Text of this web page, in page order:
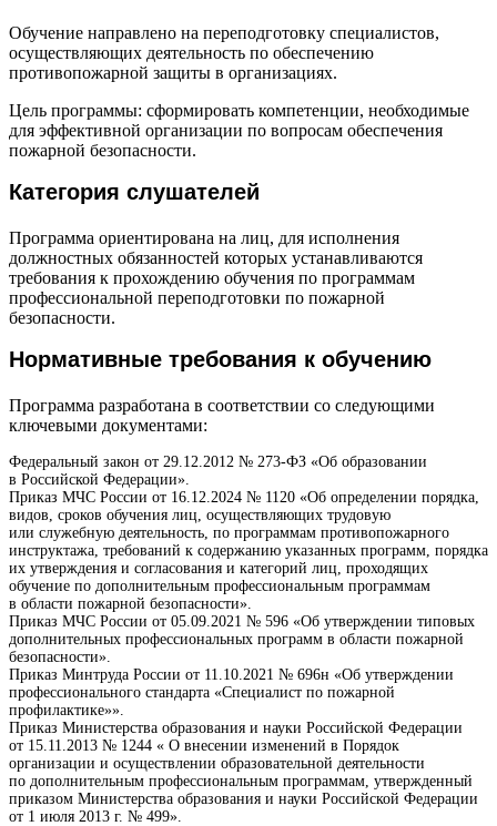
Обучение направлено на переподготовку специалистов,
осуществляющих деятельность по обеспечению
противопожарной защиты в организациях.
Цель программы: сформировать компетенции, необходимые
для эффективной организации по вопросам обеспечения
пожарной безопасности.
Категория слушателей
Программа ориентирована на лиц, для исполнения
должностных обязанностей которых устанавливаются
требования к прохождению обучения по программам
профессиональной переподготовки по пожарной
безопасности.
Нормативные требования к обучению
Программа разработана в соответствии со следующими
ключевыми документами:
Федеральный закон от 29.12.2012 № 273-ФЗ «Об образовании
в Российской Федерации».
Приказ МЧС России от 16.12.2024 № 1120 «Об определении порядка,
видов, сроков обучения лиц, осуществляющих трудовую
или служебную деятельность, по программам противопожарного
инструктажа, требований к содержанию указанных программ, порядка
их утверждения и согласования и категорий лиц, проходящих
обучение по дополнительным профессиональным программам
в области пожарной безопасности».
Приказ МЧС России от 05.09.2021 № 596 «Об утверждении типовых
дополнительных профессиональных программ в области пожарной
безопасности».
Приказ Минтруда России от 11.10.2021 № 696н «Об утверждении
профессионального стандарта «Специалист по пожарной
профилактике»».
Приказ Министерства образования и науки Российской Федерации
от 15.11.2013 № 1244 « О внесении изменений в Порядок
организации и осуществлении образовательной деятельности
по дополнительным профессиональным программам, утвержденный
приказом Министерства образования и науки Российской Федерации
от 1 июля 2013 г. № 499».